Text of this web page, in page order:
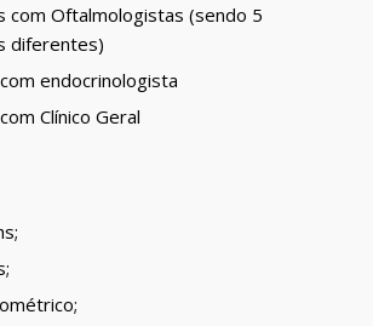
com Oftalmologistas (sendo 5
diferentes)
endocrinologista
Clínico Geral